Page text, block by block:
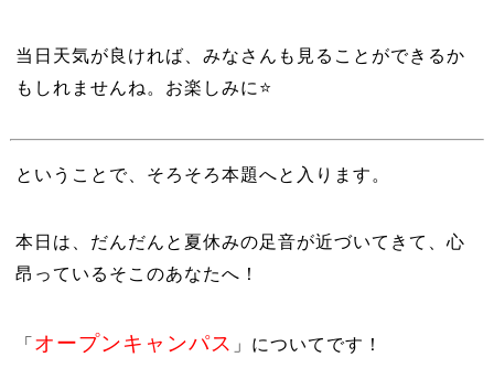
当日天気が良ければ、みなさんも見ることができるか
もしれませんね。お楽しみに⭐️
ということで、そろそろ本題へと入ります。
本日は、だんだんと夏休みの足音が近づいてきて、心
昂っているそこのあなたへ！
「オープンキャンパス 」についてです！